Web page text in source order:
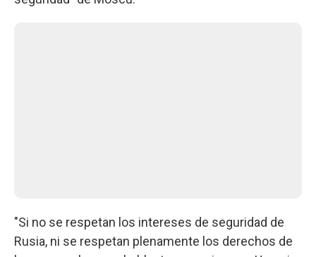
"Si no se respetan los intereses de seguridad de
Rusia, ni se respetan plenamente los derechos de